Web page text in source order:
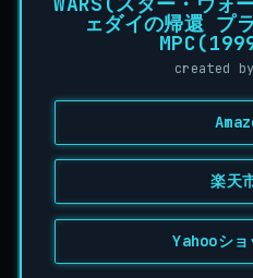
ェダイの帰還 プ
created by
楽天
Yahooシ